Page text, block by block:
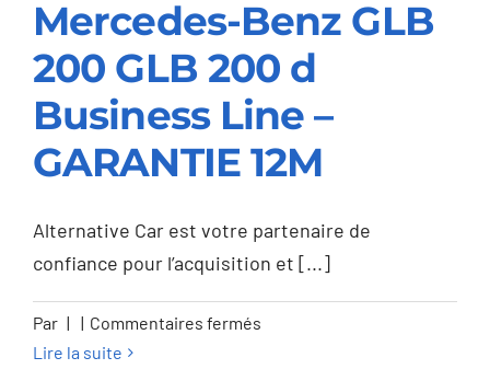
Mercedes-Benz GLB
200 GLB 200 d
Business Line –
Mercedes-Benz GLB
200 GLB 200 d
Business Line –
GARANTIE 12M
Alternative Car est votre partenaire de
confiance pour l’acquisition et [...]
Par | | Commentaires fermés
Lire la suite